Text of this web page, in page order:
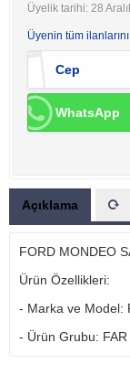
Üyelik tarihi: 28
Üyenin tüm
Cep
WhatsApp
Açıklama
FORD MONDEO
Ürün Özellikleri:
- Marka ve Model:
- Ürün Grubu: FAR